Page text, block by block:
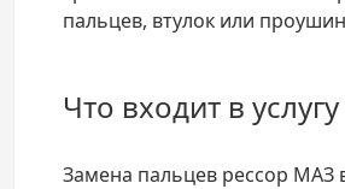
пальцев, втулок или
Что входит в услугу
Замена пальцев рессор МАЗ